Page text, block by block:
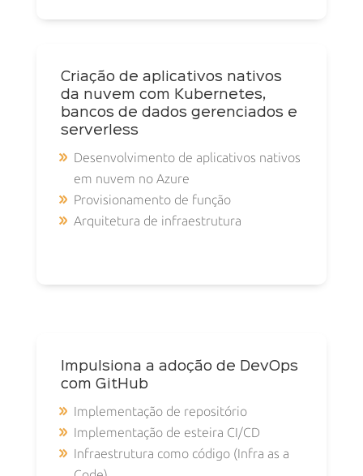
Criação de aplicativos nativos
da nuvem com Kubernetes,
bancos de dados gerenciados e
serverless
Desenvolvimento de aplicativos nativos
em nuvem no Azure
Provisionamento de função
Arquitetura de infraestrutura
Impulsiona a adoção de DevOps
com GitHub
Implementação de repositório
Implementação de esteira CI/CD
Infraestrutura como código (Infra as a